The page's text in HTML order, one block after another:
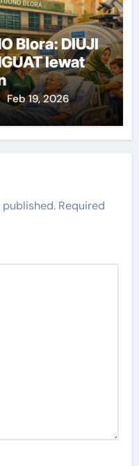
Blora: DIUJI
lewat
Feb 19, 2026
published. Required